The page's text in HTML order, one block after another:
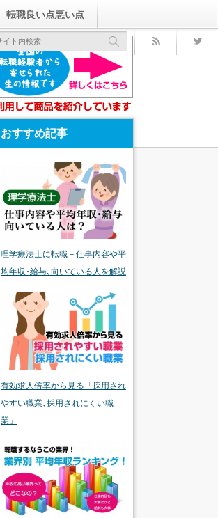
転職良い点悪い点
rss
おすすめ記事
理学療法士に転職－仕事内容や平
均年収･給与､向いている人を解説
有効求人倍率から見る「採用され
やすい職業､採用されにくい職
業」